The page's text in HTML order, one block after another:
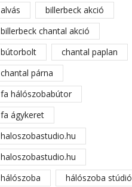
alvás
billerbeck akció
billerbeck chantal akció
bútorbolt
chantal paplan
chantal párna
fa hálószobabútor
fa ágykeret
haloszobastudio.hu
haloszobastudio.hu
hálószoba
hálószoba stúdió